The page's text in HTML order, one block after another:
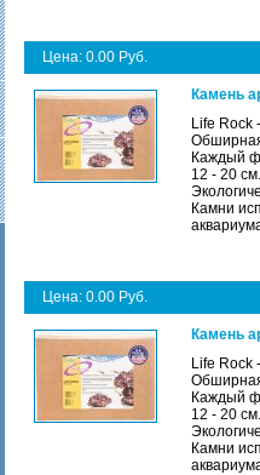
Цена: 0.00 Руб.
Камень
Life Rock
Каждый
12 - 20 см.
Камни
Цена: 0.00 Руб.
Камень
Life Rock
Каждый
12 - 20 см.
Камни